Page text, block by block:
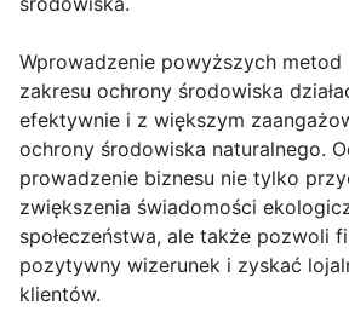
Wprowadzenie powyższych
zakresu ochrony środowiska
efektywnie i z większym
ochrony środowiska naturalnego.
prowadzenie biznesu nie tylko
zwiększenia świadomości
społeczeństwa, ale także pozwoli
pozytywny wizerunek i zyskać
klientów.